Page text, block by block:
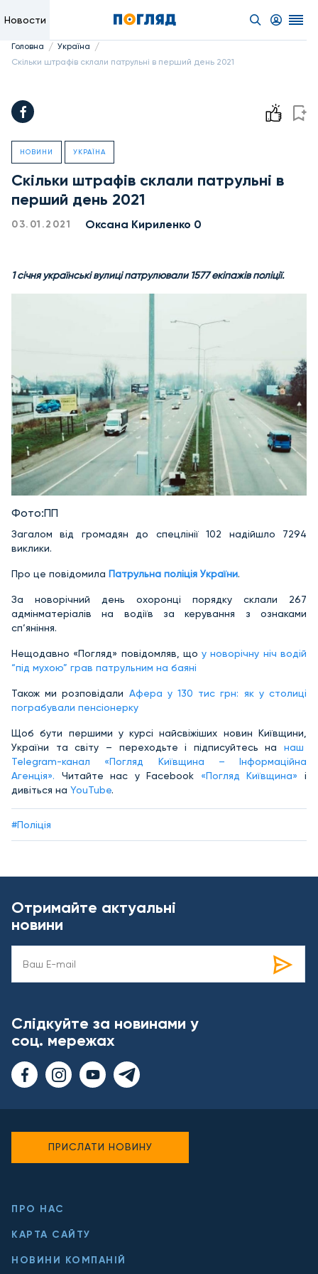
Новости
Головна / Україна /
Скільки штрафів склали патрульні в перший день 2021
НОВИНИ УКРАЇНА
Скільки штрафів склали патрульні в
перший день 2021
03.01.2021 Оксана Кириленко 0
1 січня українські вулиці патрулювали 1577 екіпажів поліції.
Фото:ПП
Загалом від громадян до спецлінії 102 надійшло 7294
виклики.
Про це повідомила Патрульна поліція України.
За новорічний день охоронці порядку склали 267
адмінматеріалів на водіїв за керування з ознаками
сп‘яніння.
Нещодавно «Погляд» повідомляв, щоу новорічну ніч водій
“під мухою” грав патрульним на баяні
Також ми розповідали Афера у 130 тис грн: як у столиці
пограбували пенсіонерку
Щоб бути першими у курсі найсвіжіших новин Київщини,
України та світу – переходьте і підписуйтесь на наш
Telegram-канал «Погляд Київщина – Інформаційна
Агенція». Читайте нас у Facebook «Погляд Київщина» і
дивіться на YouTube.
#Поліція
Отримайте актуальні
новини
Слідкуйте за новинами у
соц. мережах
ПРО НАС
КАРТА САЙТУ
НОВИНИ КОМПАНІЙ
ПРИСЛАТИ НОВИНУ